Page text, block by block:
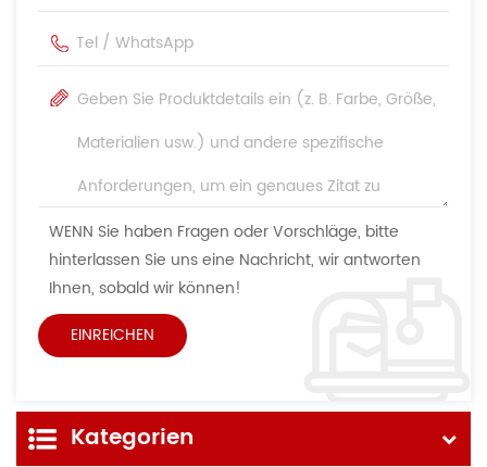
WENN Sie haben Fragen oder Vorschläge, bitte
hinterlassen Sie uns eine Nachricht, wir antworten
Ihnen, sobald wir können!
Kategorien